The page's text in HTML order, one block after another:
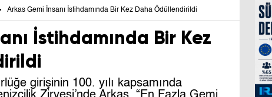
Arkas Gemi İnsanı İstihdamında Bir Kez Daha Ödüllendirildi
İstihdamında Bir Kez
girişinin 100. yılı kapsamında